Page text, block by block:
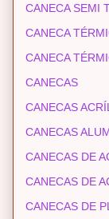
CANECA SEMI
CANECA
CANECA
CANECAS
CANECAS
CANECAS
CANECAS DE
CANECAS DE
CANECAS DE